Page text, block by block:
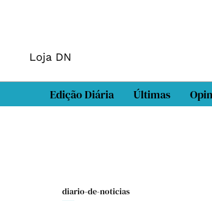
Loja DN
Edição Diária Últimas
diario-de-noticias